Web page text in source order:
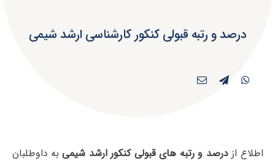
درصد و رتبه قبولی کنکور کارشناسی ارشد شیمی
اطلاع ازدرصد و رتبه های قبولی کنکور ارشد شیمیبه داوطلبان